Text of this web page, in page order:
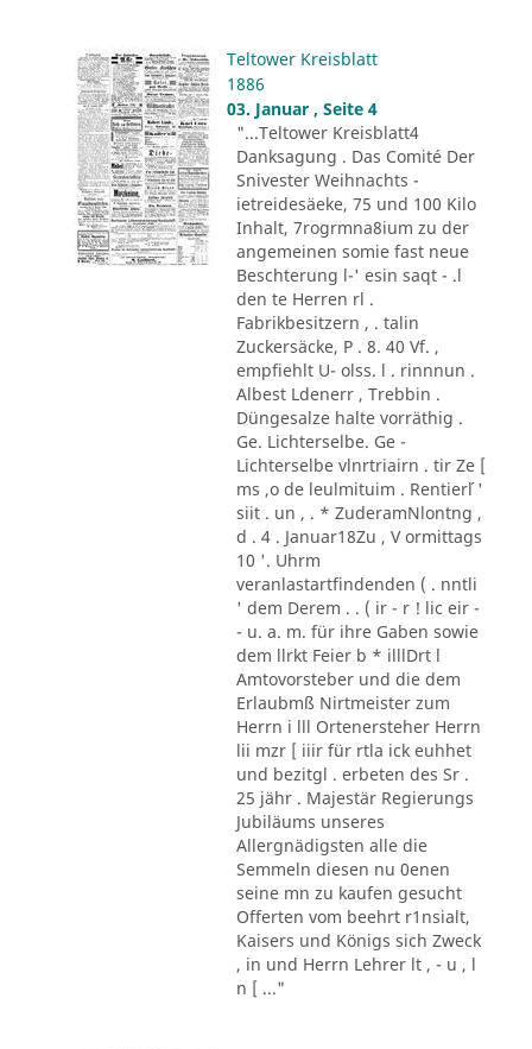
Teltower Kreisblatt
1886
03. Januar , Seite 4
"...Teltower Kreisblatt4
Danksagung . Das Comité Der
Snivester Weihnachts -
ietreidesäeke, 75 und 100 Kilo
Inhalt, 7rogrmna8ium zu der
angemeinen somie fast neue
Beschterung l-' esin saqt - .l
den te Herren rl .
Fabrikbesitzern , . talin
Zuckersäcke, P . 8. 40 Vf. ,
empfiehlt U- olss. l . rinnnun .
Albest Ldenerr , Trebbin .
Düngesalze halte vorräthig .
Ge. Lichterselbe. Ge -
Lichterselbe vlnrtriairn . tir Ze [
ms ,o de leulmituim . Rentier´l '
siit . un , . * ZuderamNlontng ,
d . 4 . Januar18Zu , V ormittags
10 '. Uhrm
veranlastartfindenden ( . nntli
' dem Derem . . ( ir - r ! lic eir -
- u. a. m. für ihre Gaben sowie
dem llrkt Feier b * illlDrt l
Amtovorsteber und die dem
Erlaubmß Nirtmeister zum
Herrn i lll Ortenersteher Herrn
lii mzr [ iiir für rtla ick euhhet
und bezitgl . erbeten des Sr .
25 jähr . Majestär Regierungs
Jubiläums unseres
Allergnädigsten alle die
Semmeln diesen nu 0enen
seine mn zu kaufen gesucht
Offerten vom beehrt r1nsialt,
Kaisers und Königs sich Zweck
, in und Herrn Lehrer lt , - u , l
n [ ..."